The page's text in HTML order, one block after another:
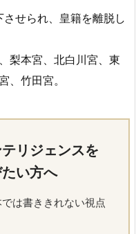
せられ、皇籍を離脱し
梨本宮、北白川宮、東
、竹田宮。
リジェンスを
い方へ
は書ききれない視点